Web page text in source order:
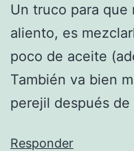
Un truco para
aliento, es
poco de aceite
También va bien
perejil después de
Responder